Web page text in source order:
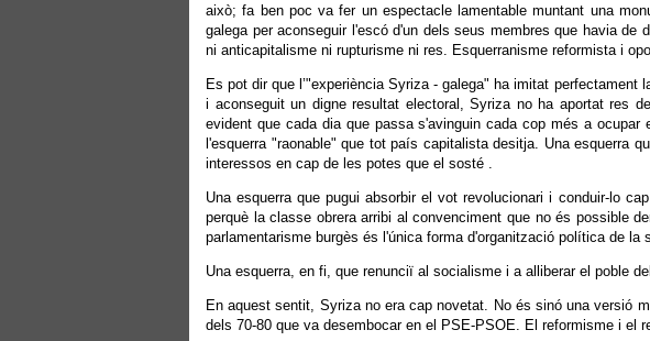
això; fa ben poc va fer un espectacle lamentable muntant una
galega per aconseguir l'escó d'un dels seus membres que havia de
ni anticapitalisme ni rupturisme ni res. Esquerranisme reformista i
Es pot dir que l’"experiència Syriza - galega" ha imitat
i aconseguit un digne resultat electoral, Syriza no ha aportat res
evident que cada dia que passa s'avinguin cada cop més a
l'esquerra "raonable" que tot país capitalista desitja. Una esquerra
interessos en cap de les potes que el sosté .
Una esquerra que pugui absorbir el vot revolucionari i conduir-lo
perquè la classe obrera arribi al convenciment que no és possible
parlamentarisme burgès és l'única forma d'organització política de la
Una esquerra, en fi, que renunciï al socialisme i a alliberar el poble
En aquest sentit, Syriza no era cap novetat. No és sinó una versió
dels 70-80 que va desembocar en el PSE-PSOE. El reformisme i el